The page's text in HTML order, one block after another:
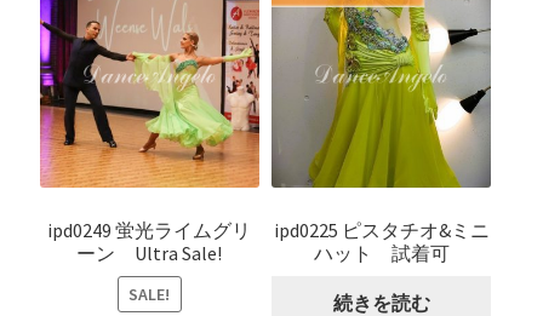
ipd0249 蛍光ライムグリ
ーン Ultra Sale!
SALE!
ipd0225 ピスタチオ&ミニ
ハット 試着可
続きを読む